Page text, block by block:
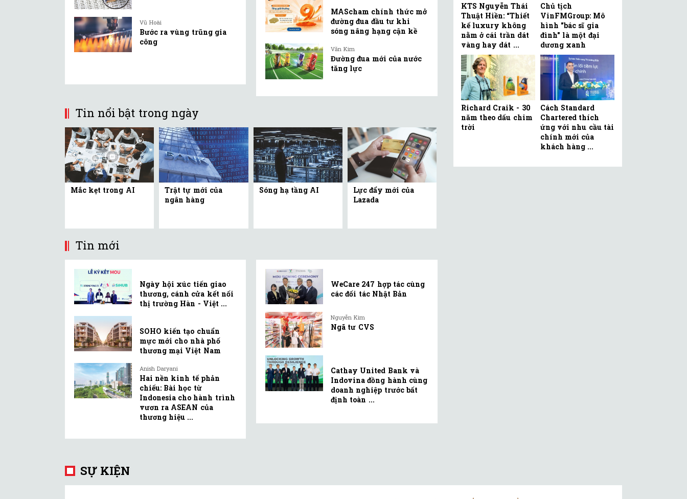
Vũ Hoài
Bước ra vùng trũng gia
công
MAScham chính thức mở
đường đua đầu tư khi
sóng nâng hạng cận kề
Văn Kim
Đường đua mới của nước
tăng lực
Tin nổi bật trong ngày
Mắc kẹt trong AI
Trật tự mới của
ngân hàng
Sóng hạ tầng AI
Lực đẩy mới của
Lazada
Tin mới
Ngày hội xúc tiến giao
thương, cánh cửa kết nối
thị trường Hàn - Việt ...
SOHO kiến tạo chuẩn
mực mới cho nhà phố
thương mại Việt Nam
Anish Daryani
Hai nền kinh tế phản
chiếu: Bài học từ
Indonesia cho hành trình
vươn ra ASEAN của
thương hiệu ...
WeCare 247 hợp tác cùng
các đối tác Nhật Bản
Nguyễn Kim
Ngã tư CVS
Cathay United Bank và
Indovina đồng hành cùng
doanh nghiệp trước bất
định toàn ...
KTS Nguyễn Thái
Thuật Hiền: “Thiết
kế luxury không
nằm ở cái trần dát
vàng hay dát ...
Chủ tịch
VinFMGroup: Mô
hình "bác sĩ gia
đình" là một đại
dương xanh
Richard Craik - 30
năm theo dấu chim
trời
Cách Standard
Chartered thích
ứng với nhu cầu tài
chính mới của
khách hàng ...
SỰ KIỆN